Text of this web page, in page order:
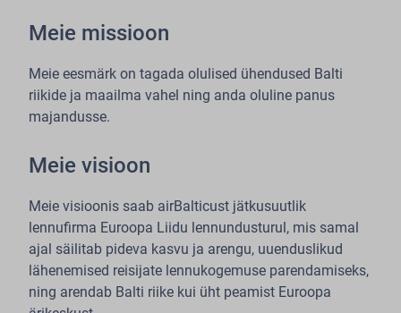
Meie missioon
Meie eesmärk on tagada olulised ühendused Balti
riikide ja maailma vahel ning anda oluline panus
majandusse.
Meie visioon
Meie visioonis saab airBalticust jätkusuutlik
lennufirma Euroopa Liidu lennundusturul, mis samal
ajal säilitab pideva kasvu ja arengu, uuenduslikud
lähenemised reisijate lennukogemuse parendamiseks,
ning arendab Balti riike kui üht peamist Euroopa